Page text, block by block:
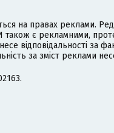
на правах реклами.
є рекламними,
відповідальності за
за зміст реклами